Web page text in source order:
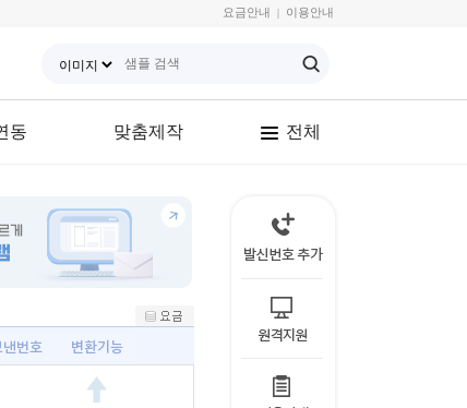
요금안내 | 이용안내
동 맞춤제작 전체